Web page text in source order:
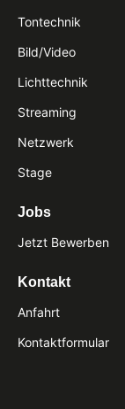
Tontechnik
Bild/Video
Lichttechnik
Streaming
Netzwerk
Stage
Jobs
Jetzt Bewerben
Kontakt
Anfahrt
Kontaktformular